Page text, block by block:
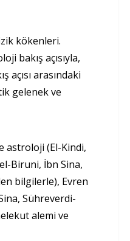
kökenleri.
bakış açısıyla,
açısı arasındaki
gelenek ve
astroloji (El-Kindi,
Biruni, İbn Sina,
bilgilerle), Evren
Sühreverdi-
alemi ve